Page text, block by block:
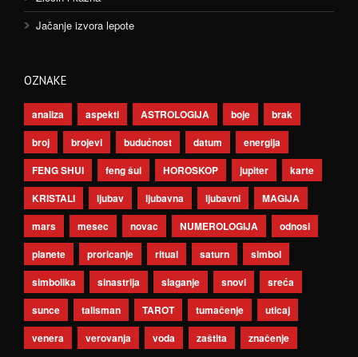
Jačanje izvora lepote
OZNAKE
analiza aspekti ASTROLOGIJA boje
brak
broj
brojevi budućnost datum
energija
FENG SHUI
feng šui HOROSKOP jupiter
karte
KRISTALI
ljubav ljubavna ljubavni
MAGIJA
mars
mesec novac NUMEROLOGIJA
odnosi
planete
proricanje ritual saturn
simbol
simbolika
sinastrija slaganje snovi
sreća
sunce
talisman TAROT tumačenje
uticaj
venera
verovanja voda zaštita značenje